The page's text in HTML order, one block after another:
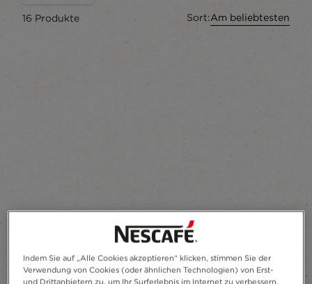
16 Produkte Sort:Am beliebtesten
Indem Sie auf „Alle Cookies akzeptieren“ klicken, stimmen Sie der
Verwendung von Cookies (oder ähnlichen Technologien) von Erst-
und Drittanbietern zu, um Ihr Surferlebnis im Internet zu verbessern,